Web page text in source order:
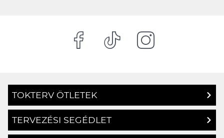
TERVEZÉSI SEGÉDLET
GYAKRAN ISMÉTELT KÉRDÉSEK